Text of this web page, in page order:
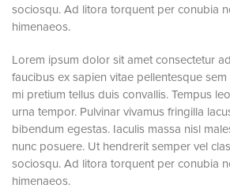
sociosqu. Ad litora torquent per conubia
himenaeos.
Lorem ipsum dolor sit amet consectetur
faucibus ex sapien vitae pellentesque
mi pretium tellus duis convallis. Tempus
urna tempor. Pulvinar vivamus fringilla
bibendum egestas. Iaculis massa nisl
nunc posuere. Ut hendrerit semper vel
sociosqu. Ad litora torquent per conubia
himenaeos.